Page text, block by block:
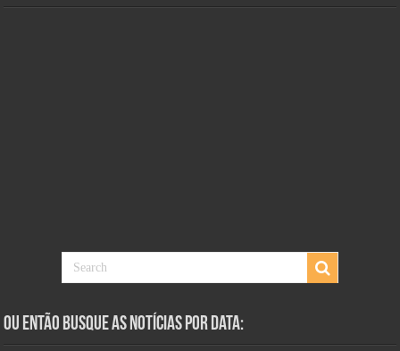
Ou Então Busque as Notícias Por Data: